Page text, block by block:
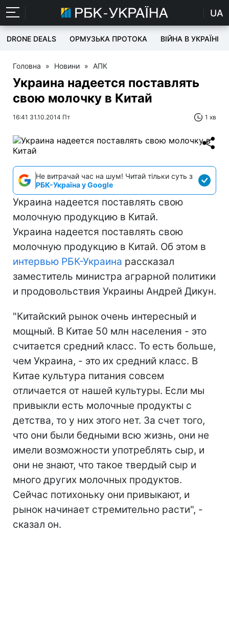
UA
DRONE DEALS ОРМУЗЬКА ПРОТОКА ВІЙНА В УКРАЇНІ
Головна » Новини » АПК
Украина надеется поставлять
свою молочку в Китай
16:41 31.10.2014 Пт 1 хв
Не витрачай час на шум! Читай тільки суть з
РБК-Україна у Google
Украина надеется поставлять свою
молочную продукцию в Китай.
Украина надеется поставлять свою
молочную продукцию в Китай. Об этом в
интервью РБК-Украина рассказал
заместитель министра аграрной политики
и продовольствия Украины Андрей Дикун.
"Китайский рынок очень интересный и
мощный. В Китае 50 млн населения - это
считается средний класс. То есть больше,
чем Украина, - это их средний класс. В
Китае культура питания совсем
отличается от нашей культуры. Если мы
привыкли есть молочные продукты с
детства, то у них этого нет. За счет того,
что они были бедными всю жизнь, они не
имели возможности употреблять сыр, и
они не знают, что такое твердый сыр и
много других молочных продуктов.
Сейчас потихоньку они привыкают, и
рынок начинает стремительно расти", -
сказал он.